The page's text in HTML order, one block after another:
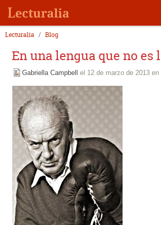
Lecturalia Blog
En una lengua que no es
Gabriella Campbell el 12 de marzo de 2013 en